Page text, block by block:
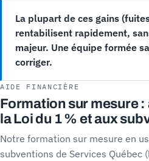
La plupart de ces gains
rentabilisent rapidement,
majeur. Une équipe formée
corriger.
AIDE FINANCIÈRE
Formation sur mesure
la Loi du 1 % et aux
Notre formation sur mesure en
subventions de Services Québec